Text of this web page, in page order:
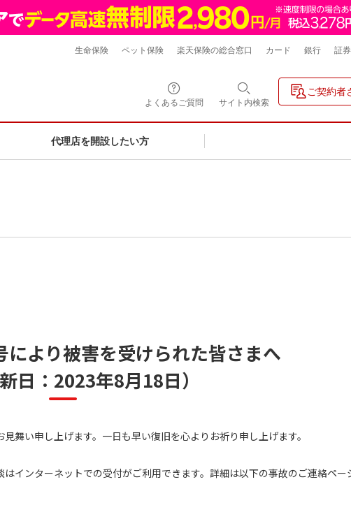
よくあるご質問 サイト内検索
ご契約者
代理店を開設したい方
生命保険 ペット保険 楽天保険の総合窓口 カード 銀行 証券
により被害を受けられた皆さまへ
日：2023年8月18日）
舞い申し上げます。一日も早い復旧を心よりお祈り申し上げます。
インターネットでの受付がご利用できます。詳細は以下の事故のご連絡ペー